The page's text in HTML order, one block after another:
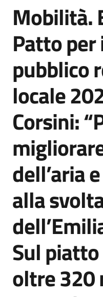
Agenzia
di
informazione
e
comunicazione
Seguici
su
Salta al contenuto
Mobilità.
Patto
pubblico
locale
Corsini:
dell’aria
alla
Sul
oltre 320